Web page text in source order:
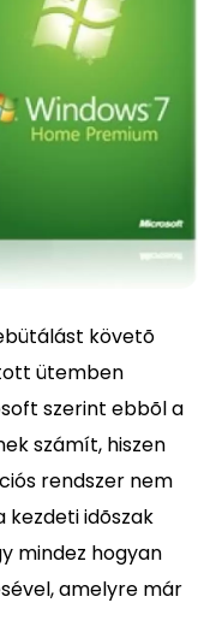
követõ
ütemben
szerint ebbõl a
számít, hiszen
rendszer nem
kezdeti idõszak
mindez hogyan
amelyre már